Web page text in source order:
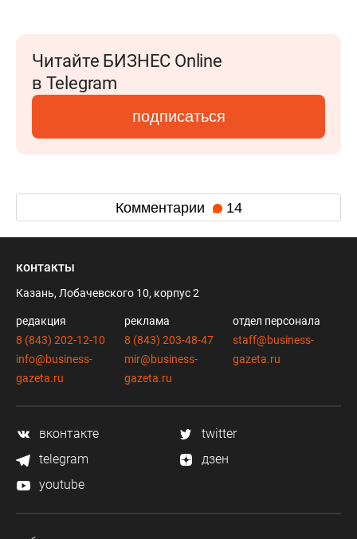
Читайте БИЗНЕС Online
в Telegram
подписаться
Комментарии 14
контакты
Казань, Лобачевского 10, корпус 2
редакция
8 (843) 202-12-10
info@business-
gazeta.ru
реклама
8 (843) 203-48-47
mir@business-
gazeta.ru
отдел персонала
staff@business-
gazeta.ru
вконтакте
twitter
telegram
дзен
youtube